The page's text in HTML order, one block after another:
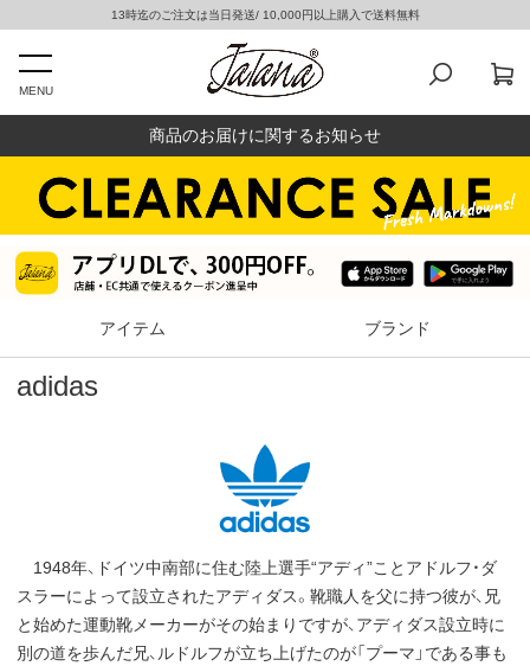
13時迄のご注文は当日発送/ 10,000円以上購入で送料無料
MENU
商品のお届けに関するお知らせ
アイテム ブランド
adidas
1948年、ドイツ中南部に住む陸上選手“アディ”ことアドルフ・ダ
スラーによって設立されたアディダス。靴職人を父に持つ彼が、兄
と始めた運動靴メーカーがその始まりですが、アディダス設立時に
別の道を歩んだ兄、ルドルフが立ち上げたのが「プーマ」である事も